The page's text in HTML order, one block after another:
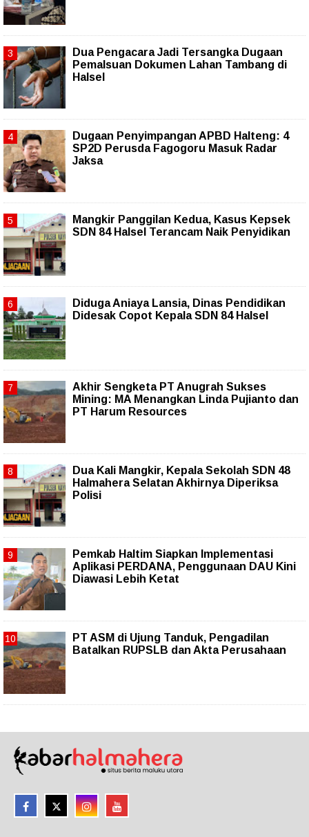
Dua Pengacara Jadi Tersangka Dugaan
Pemalsuan Dokumen Lahan Tambang di
Halsel
Dugaan Penyimpangan APBD Halteng: 4
SP2D Perusda Fagogoru Masuk Radar
Jaksa
Mangkir Panggilan Kedua, Kasus Kepsek
SDN 84 Halsel Terancam Naik Penyidikan
Diduga Aniaya Lansia, Dinas Pendidikan
Didesak Copot Kepala SDN 84 Halsel
Akhir Sengketa PT Anugrah Sukses
Mining: MA Menangkan Linda Pujianto dan
PT Harum Resources
Dua Kali Mangkir, Kepala Sekolah SDN 48
Halmahera Selatan Akhirnya Diperiksa
Polisi
Pemkab Haltim Siapkan Implementasi
Aplikasi PERDANA, Penggunaan DAU Kini
Diawasi Lebih Ketat
PT ASM di Ujung Tanduk, Pengadilan
Batalkan RUPSLB dan Akta Perusahaan